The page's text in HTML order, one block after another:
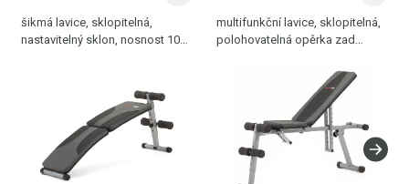
šikmá lavice, sklopitelná,
nastavitelný sklon, nosnost 100
multifunkční lavice, sklopitelná,
polohovatelná opěrka zad